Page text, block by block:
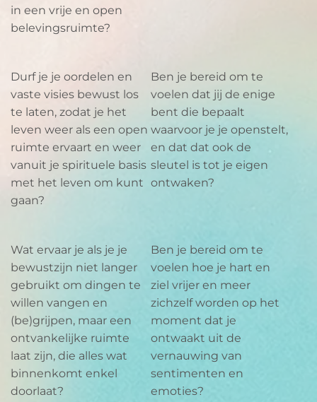
in een vrije en open
belevingsruimte?
Durf je je oordelen en
vaste visies bewust los
te laten, zodat je het
leven weer als een open
ruimte ervaart en weer
vanuit je spirituele basis
met het leven om kunt
gaan?
Ben je bereid om te
voelen dat jij de enige
bent die bepaalt
waarvoor je je openstelt,
en dat dat ook de
sleutel is tot je eigen
ontwaken?
Wat ervaar je als je je
bewustzijn niet langer
gebruikt om dingen te
willen vangen en
(be)grijpen, maar een
ontvankelijke ruimte
laat zijn, die alles wat
binnenkomt enkel
doorlaat?
Ben je bereid om te
voelen hoe je hart en
ziel vrijer en meer
zichzelf worden op het
moment dat je
ontwaakt uit de
vernauwing van
sentimenten en
emoties?